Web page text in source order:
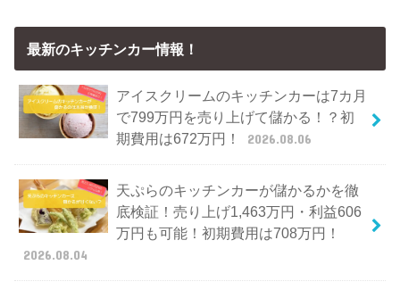
最新のキッチンカー情報！
アイスクリームのキッチンカーは7カ月
で799万円を売り上げて儲かる！？初
期費用は672万円！
2026.08.06
天ぷらのキッチンカーが儲かるかを徹
底検証！売り上げ1,463万円・利益606
万円も可能！初期費用は708万円！
2026.08.04